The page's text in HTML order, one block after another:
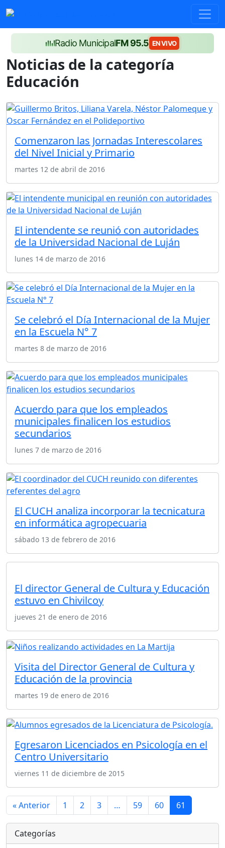
Radio MunicipalFM 95.5 EN VIVO
Noticias de la categoría
Educación
Comenzaron las Jornadas Interescolares
del Nivel Inicial y Primario
martes 12 de abril de 2016
El intendente se reunió con autoridades
de la Universidad Nacional de Luján
lunes 14 de marzo de 2016
Se celebró el Día Internacional de la Mujer
en la Escuela N° 7
martes 8 de marzo de 2016
Acuerdo para que los empleados
municipales finalicen los estudios
secundarios
lunes 7 de marzo de 2016
El CUCH analiza incorporar la tecnicatura
en informática agropecuaria
sábado 13 de febrero de 2016
El director General de Cultura y Educación
estuvo en Chivilcoy
jueves 21 de enero de 2016
Visita del Director General de Cultura y
Educación de la provincia
martes 19 de enero de 2016
Egresaron Licenciados en Psicología en el
Centro Universitario
viernes 11 de diciembre de 2015
« Anterior 1 2 3 … 59 60 61
Categorías